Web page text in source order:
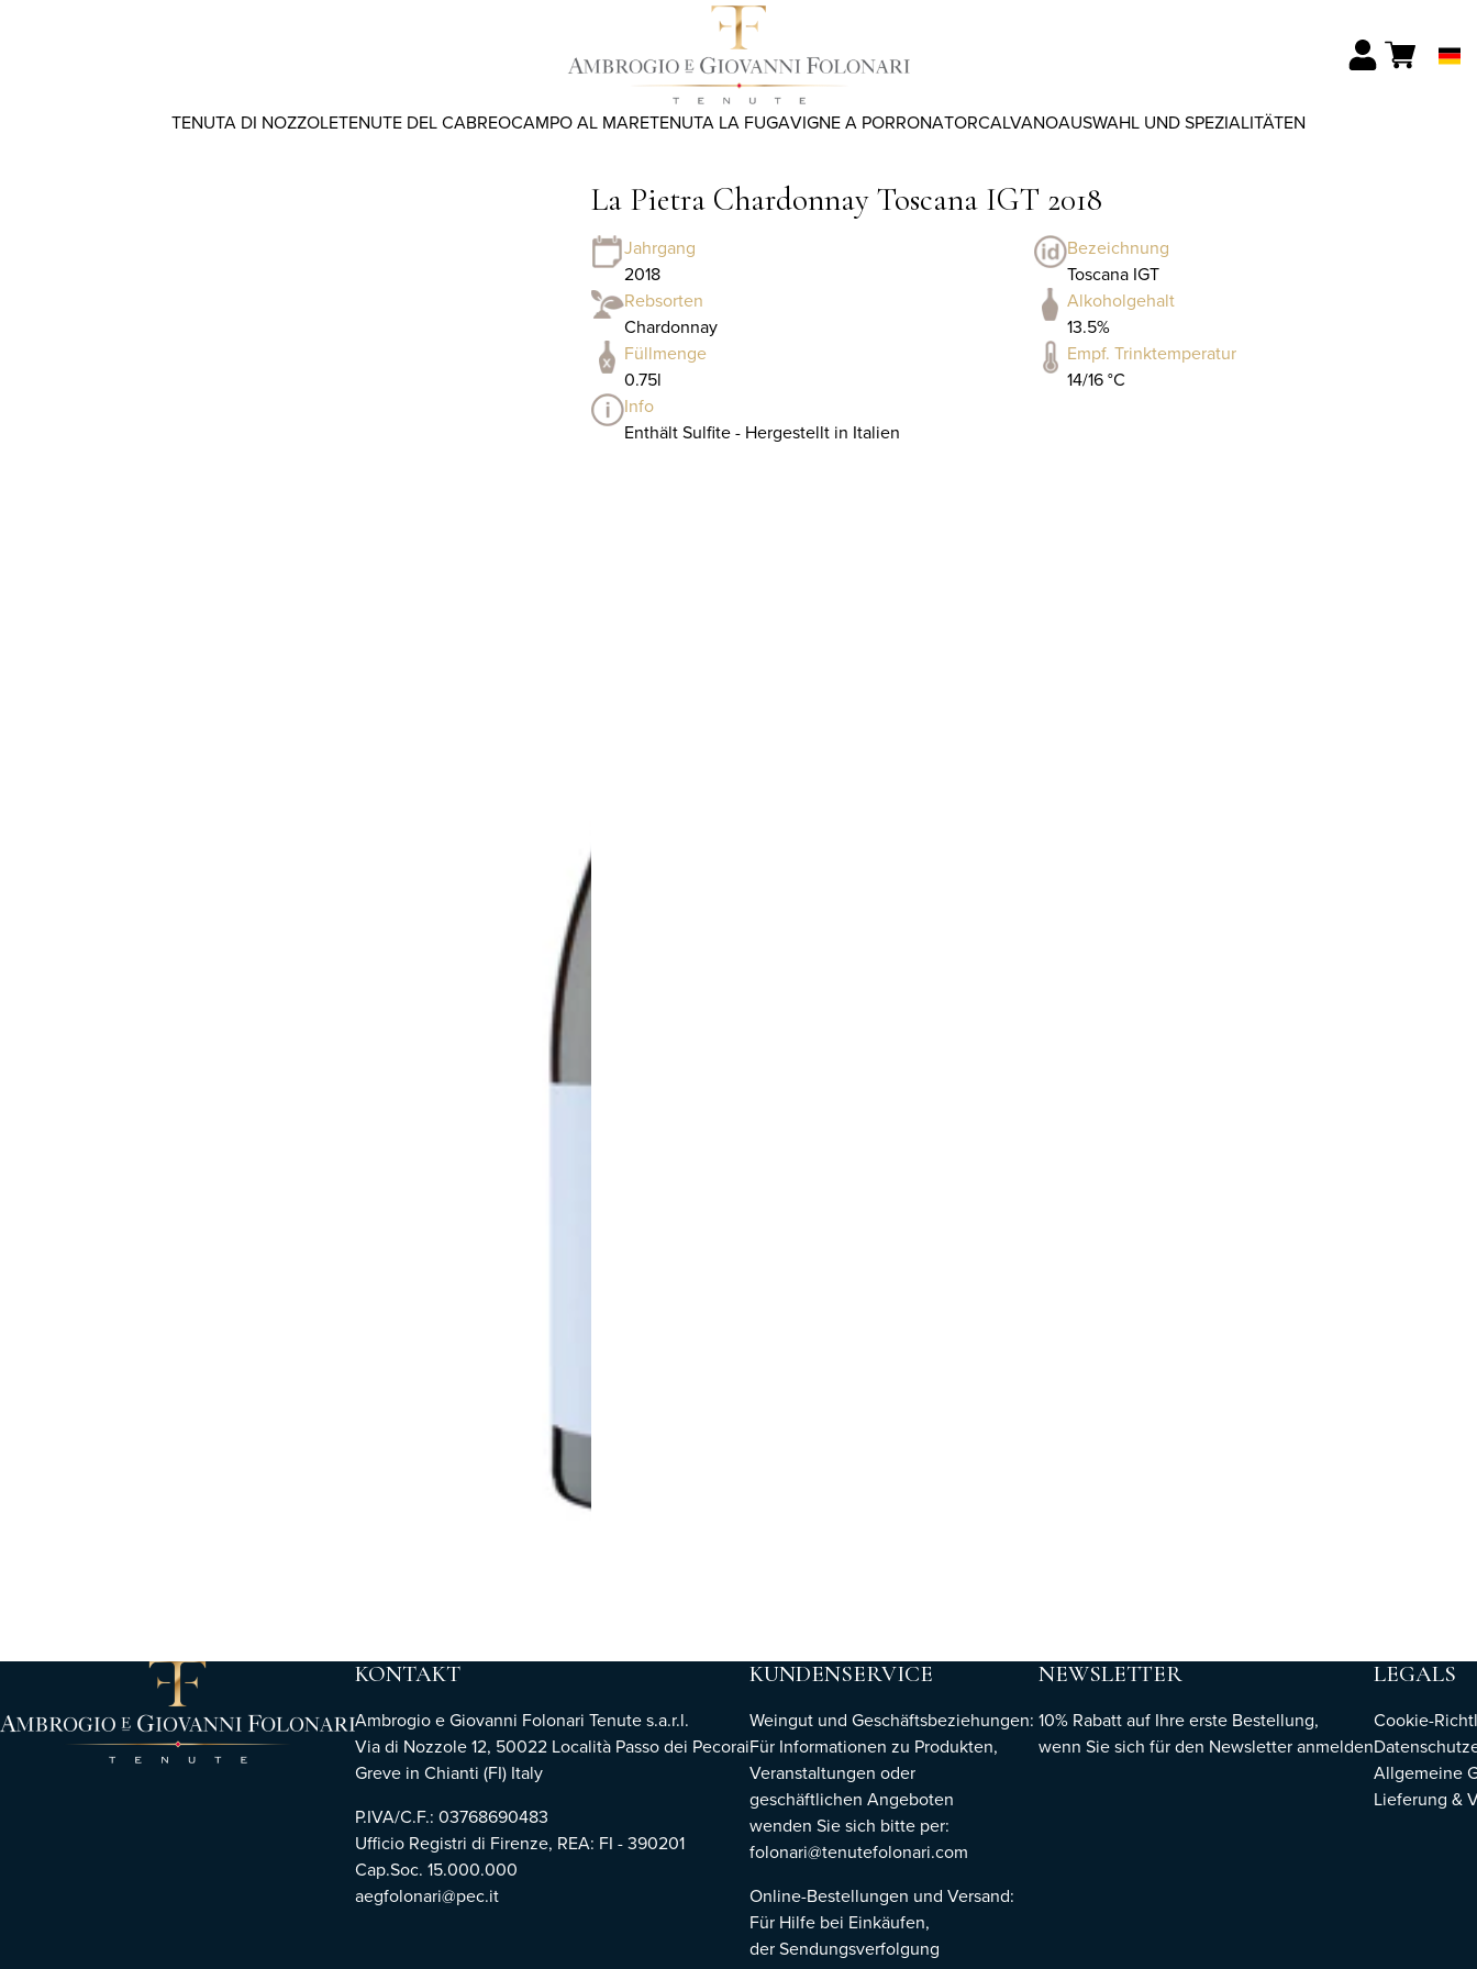
TENUTA DI NOZZOLETENUTE DEL CABREOCAMPO AL MARETENUTA LA FUGAVIGNE A PORRONATORCALVANOAUSWAHL UND SPEZIALITÄTEN
La Pietra Chardonnay Toscana IGT 2018
Jahrgang
2018
Bezeichnung
Toscana IGT
Rebsorten
Chardonnay
Alkoholgehalt
13.5%
Füllmenge
0.75l
Empf. Trinktemperatur
14/16 °C
Info
Enthält Sulfite - Hergestellt in Italien
KONTAKT
Ambrogio e Giovanni Folonari Tenute s.a.r.l.
Via di Nozzole 12, 50022 Località Passo dei Pecorai
Greve in Chianti (FI) Italy
P.IVA/C.F.: 03768690483
Ufficio Registri di Firenze, REA: FI - 390201
Cap.Soc. 15.000.000
aegfolonari@pec.it
KUNDENSERVICE
Weingut und Geschäftsbeziehungen:
Für Informationen zu Produkten,
Veranstaltungen oder
geschäftlichen Angeboten
wenden Sie sich bitte per:
folonari@tenutefolonari.com
Online-Bestellungen und Versand:
Für Hilfe bei Einkäufen,
der Sendungsverfolgung
NEWSLETTER
10% Rabatt auf Ihre erste Bestellung,
wenn Sie sich für den Newsletteranmelden
LEGALS
Cookie-
Allgemeine
Lieferung &